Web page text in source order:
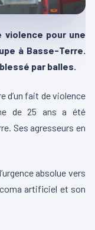
violence pour une
à Basse-Terre.
par balles.
d’un fait de violence
de 25 ans a été
Ses agresseurs en
absolue vers
artificiel et son